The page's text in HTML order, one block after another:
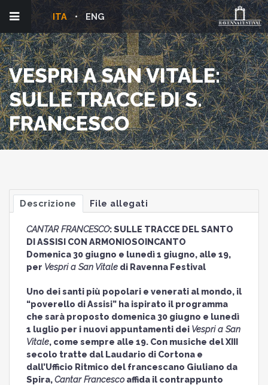
ENG
ITA
VESPRI A SAN VITALE:
SULLE TRACCE DI S.
FRANCESCO
Descrizione File allegati
CANTAR FRANCESCO: SULLE TRACCE DEL SANTO
DI ASSISI CON ARMONIOSOINCANTO
Domenica 30 giugno e lunedì 1 giugno, alle 19,
per Vespri a San Vitaledi Ravenna Festival
Uno dei santi più popolari e venerati al mondo, il
“poverello di Assisi” ha ispirato il programma
che sarà proposto domenica 30 giugno e lunedì
1 luglio per i nuovi appuntamenti dei Vespri a San
Vitale, come sempre alle 19. Con musiche del XIII
secolo tratte dal Laudario di Cortona e
dall’Ufficio Ritmico del francescano Giuliano da
Spira,Cantar Francescoaffida il contrappunto